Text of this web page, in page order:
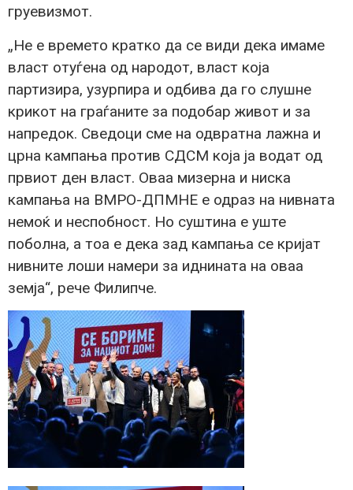
груевизмот.
„Не е времето кратко да се види дека имаме
власт отуѓена од народот, власт која
партизира, узурпира и одбива да го слушне
крикот на граѓаните за подобар живот и за
напредок. Сведоци сме на одвратна лажна и
црна кампања против СДСМ која ја водат од
првиот ден власт. Оваа мизерна и ниска
кампања на ВМРО-ДПМНЕ е одраз на нивната
немоќ и неспобност. Но суштина е уште
поболна, а тоа е дека зад кампања се кријат
нивните лоши намери за иднината на оваа
земја“, рече Филипче.